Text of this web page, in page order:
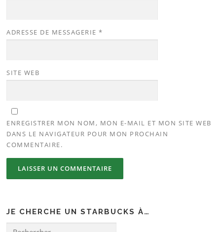
ADRESSE DE MESSAGERIE*
SITE WEB
ENREGISTRER MON NOM, MON E-MAIL ET MON SITE WEB
DANS LE NAVIGATEUR POUR MON PROCHAIN
COMMENTAIRE.
JE CHERCHE UN STARBUCKS À…
Rechercher :